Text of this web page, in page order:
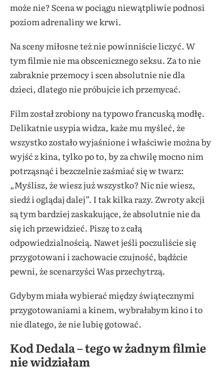
może nie? Scena w pociągu niewątpliwie podnosi
poziom adrenaliny we krwi.
Na sceny miłosne też nie powinniście liczyć. W
tym filmie nie ma obscenicznego seksu. Za to nie
zabraknie przemocy i scen absolutnie nie dla
dzieci, dlatego nie próbujcie ich przemycać.
Film został zrobiony na typowo francuską modłę.
Delikatnie usypia widza, każe mu myśleć, że
wszystko zostało wyjaśnione i właściwie można by
wyjść z kina, tylko po to, by za chwilę mocno nim
potrząsnąć i bezczelnie zaśmiać się w twarz:
„Myślisz, że wiesz już wszystko? Nic nie wiesz,
siedź i oglądaj dalej”. I tak kilka razy. Zwroty akcji
są tym bardziej zaskakujące, że absolutnie nie da
się ich przewidzieć. Piszę to z całą
odpowiedzialnością. Nawet jeśli poczuliście się
przygotowani i zachowacie czujność, bądźcie
pewni, że scenarzyści Was przechytrzą.
Gdybym miała wybierać między świątecznymi
przygotowaniami a kinem, wybrałabym kino i to
nie dlatego, że nie lubię gotować.
Kod Dedala – tego w żadnym filmie
nie widziałam